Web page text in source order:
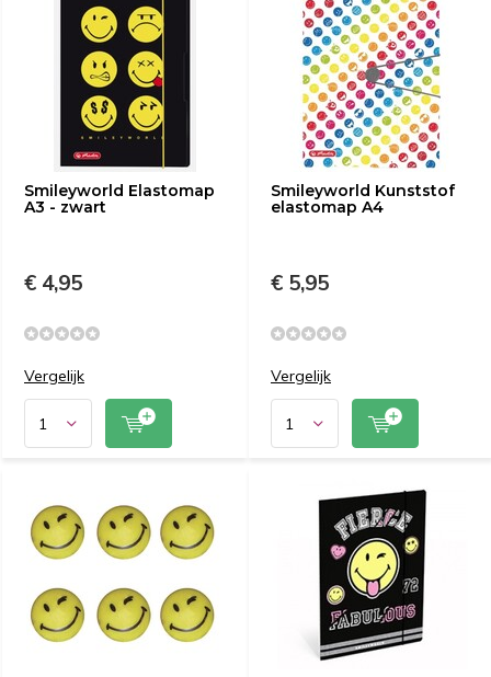
Smileyworld Elastomap
A3 - zwart
€ 4,95
Vergelijk
Smileyworld Kunststof
elastomap A4
€ 5,95
Vergelijk